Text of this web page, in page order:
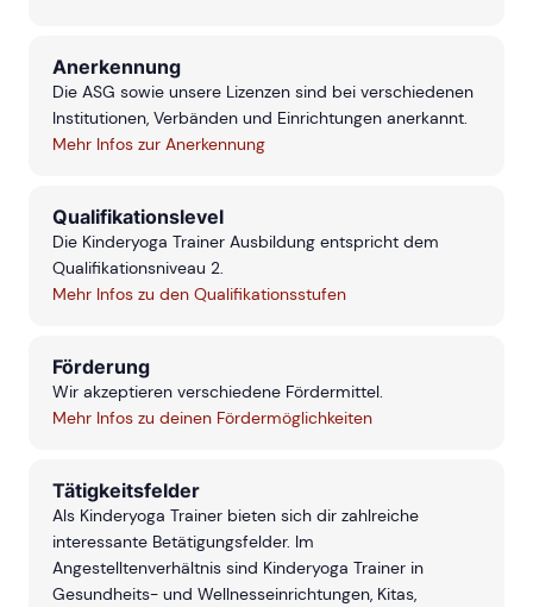
Anerkennung
Die ASG sowie unsere Lizenzen sind bei verschiedenen
Institutionen, Verbänden und Einrichtungen anerkannt.
Mehr Infos zur Anerkennung
Qualifikationslevel
Die Kinderyoga Trainer Ausbildung entspricht dem
Qualifikationsniveau 2.
Mehr Infos zu den Qualifikationsstufen
Förderung
Wir akzeptieren verschiedene Fördermittel.
Mehr Infos zu deinen Fördermöglichkeiten
Tätigkeitsfelder
Als Kinderyoga Trainer bieten sich dir zahlreiche
interessante Betätigungsfelder. Im
Angestelltenverhältnis sind Kinderyoga Trainer in
Gesundheits- und Wellnesseinrichtungen, Kitas,